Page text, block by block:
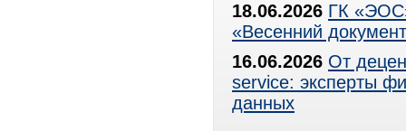
18.06.2026 ГК
«Весенний
16.06.2026 От
service: эксперты
данных